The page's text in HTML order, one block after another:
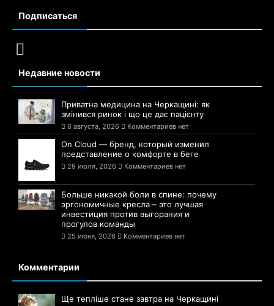
Подписаться
Недавние новости
Приватна медицина на Черкащині: як
змінився ринок і що це дає пацієнту
6 августа, 2026 Комментариев нет
On Cloud — бренд, который изменил
представление о комфорте в беге
29 июля, 2026 Комментариев нет
Больше никакой боли в спине: почему
эргономичные кресла – это лучшая
инвестиция против выгорания и
прогулов команды
25 июня, 2026 Комментариев нет
Комментарии
Ще тепліше стане завтра на Черкащині